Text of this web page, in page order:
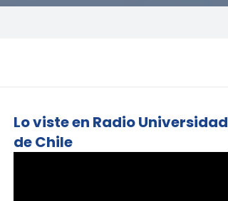
Lo viste en Radio Universidad
de Chile